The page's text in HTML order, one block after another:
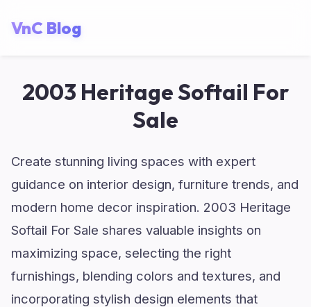
VnC Blog
2003 Heritage Softail For
Sale
Create stunning living spaces with expert
guidance on interior design, furniture trends, and
modern home decor inspiration. 2003 Heritage
Softail For Sale shares valuable insights on
maximizing space, selecting the right
furnishings, blending colors and textures, and
incorporating stylish design elements that